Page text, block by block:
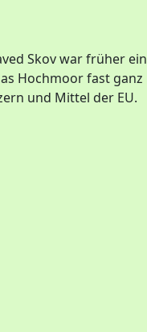
Skov war früher ein
Hochmoor fast ganz
und Mittel der EU.